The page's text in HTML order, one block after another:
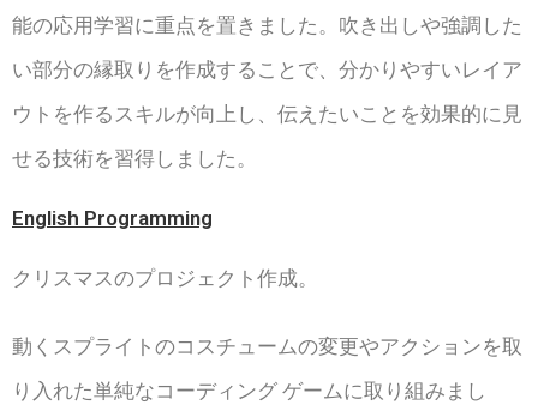
能の応用学習に重点を置きました。吹き出しや強調した
い部分の縁取りを作成することで、分かりやすいレイア
ウトを作るスキルが向上し、伝えたいことを効果的に見
せる技術を習得しました。
English Programming
クリスマスのプロジェクト作成。
動くスプライトのコスチュームの変更やアクションを取
り入れた単純なコーディング ゲームに取り組みまし